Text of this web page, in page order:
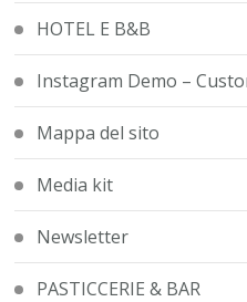
HOTEL E B&B
Instagram Demo –
Mappa del sito
Media kit
Newsletter
PASTICCERIE & BAR